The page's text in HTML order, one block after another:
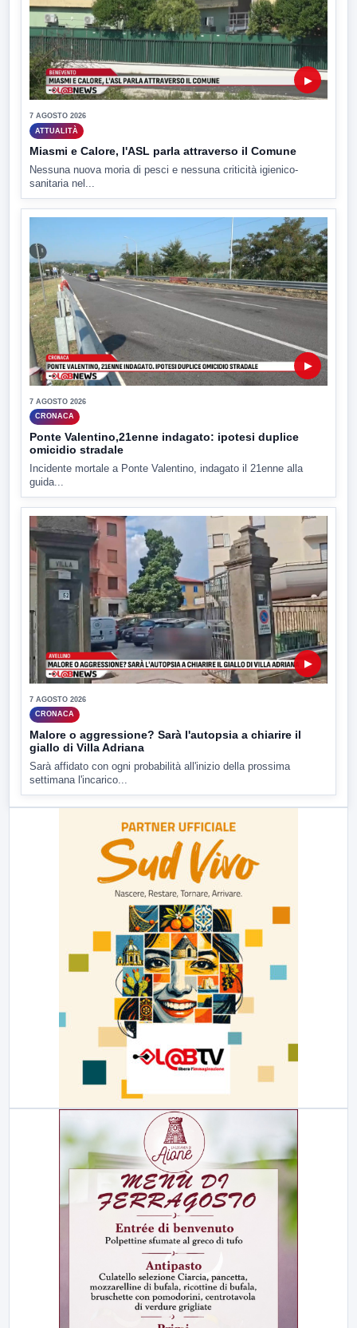
▶
7 AGOSTO 2026
ATTUALITÀ
Miasmi e Calore, l'ASL parla attraverso il Comune
Nessuna nuova moria di pesci e nessuna criticità igienico-
sanitaria nel...
▶
7 AGOSTO 2026
CRONACA
Ponte Valentino,21enne indagato: ipotesi duplice
omicidio stradale
Incidente mortale a Ponte Valentino, indagato il 21enne alla
guida...
▶
7 AGOSTO 2026
CRONACA
Malore o aggressione? Sarà l'autopsia a chiarire il
giallo di Villa Adriana
Sarà affidato con ogni probabilità all'inizio della prossima
settimana l'incarico...